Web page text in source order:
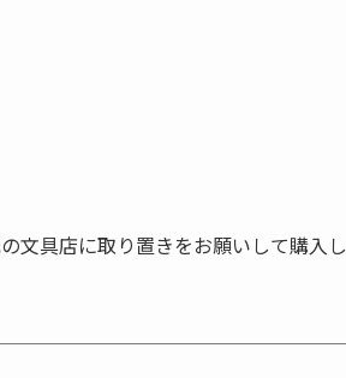
文具店に取り置きをお願いして購入し